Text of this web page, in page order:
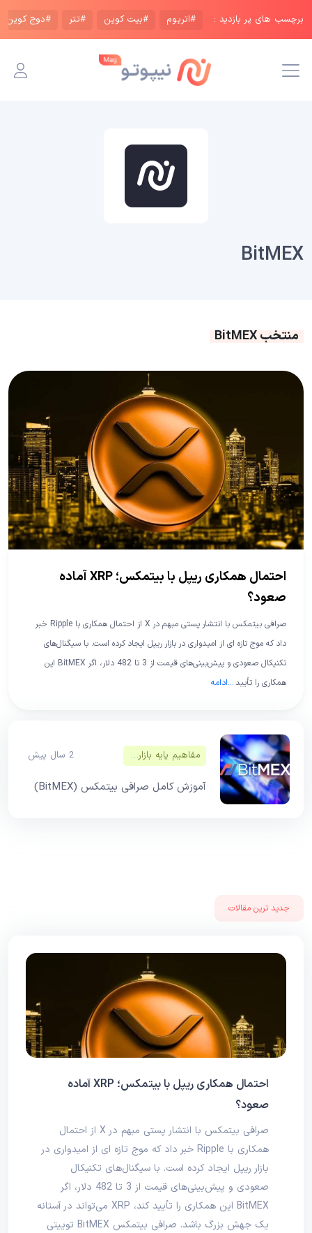
برچسب های پر بازدید : #اتریوم #بیت کوین #تتر #دوج کوین
BitMEX
منتخب BitMEX
احتمال همکاری ریپل با بیتمکس؛ XRP آماده
صعود؟
صرافی بیتمکس با انتشار پستی مبهم در X از احتمال همکاری با Ripple خبر
داد که موج تازه ای از امیدواری در بازار ریپل ایجاد کرده است. با سیگنال‌های
تکنیکال صعودی و پیش‌بینی‌های قیمت از 3 تا 482 دلار، اگر BitMEX این
همکاری را تأیید...ادامه
مفاهیم پایه بازار‌های مالی 2 سال پیش
آموزش کامل صرافی بیتمکس (BitMEX)
جدید ترین مقالات
احتمال همکاری ریپل با بیتمکس؛ XRP آماده
صعود؟
صرافی بیتمکس با انتشار پستی مبهم در X از احتمال
همکاری با Ripple خبر داد که موج تازه ای از امیدواری در
بازار ریپل ایجاد کرده است. با سیگنال‌های تکنیکال
صعودی و پیش‌بینی‌های قیمت از 3 تا 482 دلار، اگر
BitMEX این همکاری را تأیید کند، XRP می‌تواند در آستانه
یک جهش بزرگ باشد. صرافی بیتمکس BitMEX توییتی